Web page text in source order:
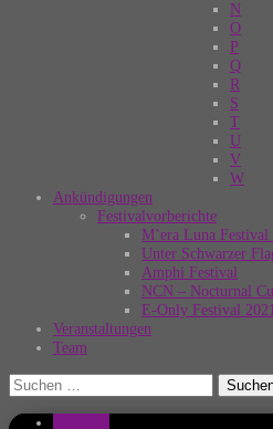
N
O
P
Q
R
S
T
U
V
W
Ankündigungen
Festivalvorberichte
M’era Luna Festival
Unter Schwarzer
Amphi Festival
NCN – Nocturnal
E-Only Festival
Veranstaltungen
Team
Suchen
nach: